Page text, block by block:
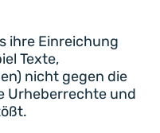
ihre Einreichung
Texte,
nicht gegen die
Urheberrechte und